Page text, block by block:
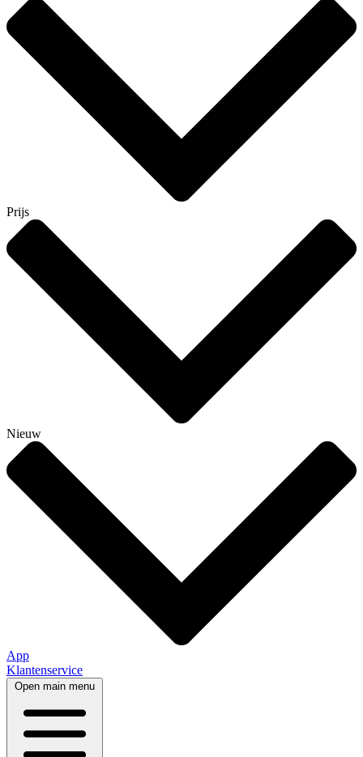
Prijs
Nieuw
App
Klantenservice
Open main menu